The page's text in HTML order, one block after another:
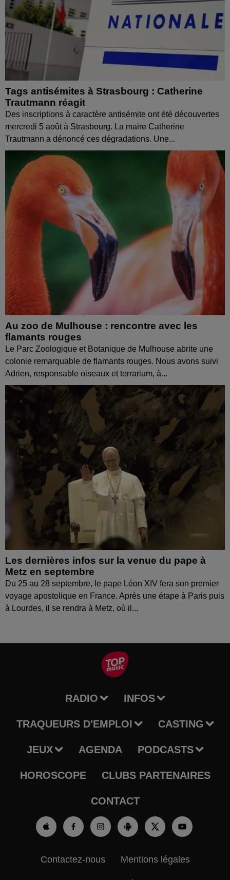
Tags antisémites à Strasbourg : Catherine
Trautmann réagit
Des inscriptions à caractère antisémite ont été découvertes
mercredi 5 août à Strasbourg. La maire Catherine
Trautmann a dénoncé ces dégradations. Une...
Au zoo de Mulhouse : rencontre avec les
flamants rouges
Le Parc Zoologique et Botanique de Mulhouse abrite une
colonie remarquable de flamants rouges. Nous avons suivi
Adrien, responsable oiseaux et terrarium, à...
Les dernières infos sur la venue du pape à
Metz en septembre
Du 25 au 28 septembre, le pape Léon XIV fera son premier
voyage apostolique en France. Après une étape à Paris puis
à Lourdes, il se rendra à Metz, où il...
RADIO INFOS
TRAQUEURS D'EMPLOI CASTING
JEUX AGENDA PODCASTS
HOROSCOPE CLUBS PARTENAIRES
CONTACT
Contactez-nous Mentions légales